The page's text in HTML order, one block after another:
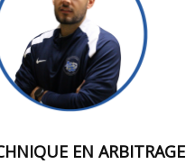
EN ARBITRAGE